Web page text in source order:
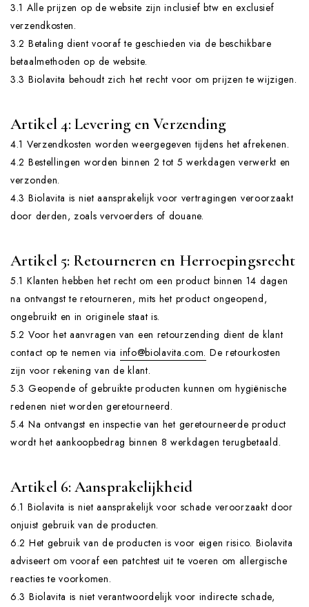
3.1 Alle prijzen op de website zijn inclusief btw en exclusief
verzendkosten.
3.2 Betaling dient vooraf te geschieden via de beschikbare
betaalmethoden op de website.
3.3 Biolavita behoudt zich het recht voor om prijzen te wijzigen.
Artikel 4: Levering en Verzending
4.1 Verzendkosten worden weergegeven tijdens het afrekenen.
4.2 Bestellingen worden binnen 2 tot 5 werkdagen verwerkt en
verzonden.
4.3 Biolavita is niet aansprakelijk voor vertragingen veroorzaakt
door derden, zoals vervoerders of douane.
Artikel 5: Retourneren en Herroepingsrecht
5.1 Klanten hebben het recht om een product binnen 14 dagen
na ontvangst te retourneren, mits het product ongeopend,
ongebruikt en in originele staat is.
5.2 Voor het aanvragen van een retourzending dient de klant
contact op te nemen via info@biolavita.com. De retourkosten
zijn voor rekening van de klant.
5.3 Geopende of gebruikte producten kunnen om hygiënische
redenen niet worden geretourneerd.
5.4 Na ontvangst en inspectie van het geretourneerde product
wordt het aankoopbedrag binnen 8 werkdagen terugbetaald.
Artikel 6: Aansprakelijkheid
6.1 Biolavita is niet aansprakelijk voor schade veroorzaakt door
onjuist gebruik van de producten.
6.2 Het gebruik van de producten is voor eigen risico. Biolavita
adviseert om vooraf een patchtest uit te voeren om allergische
reacties te voorkomen.
6.3 Biolavita is niet verantwoordelijk voor indirecte schade,